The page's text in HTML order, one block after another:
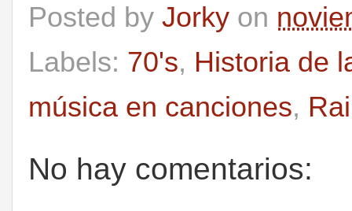
Posted by Jorky on
Labels: 70's, Historia de
música en canciones,
No hay comentarios: